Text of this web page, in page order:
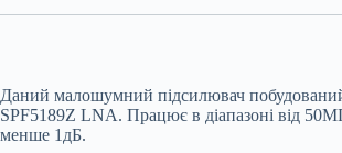
Даний малошумний підсилювач
SPF5189Z LNA. Працює в діапазоні від
менше 1дБ.